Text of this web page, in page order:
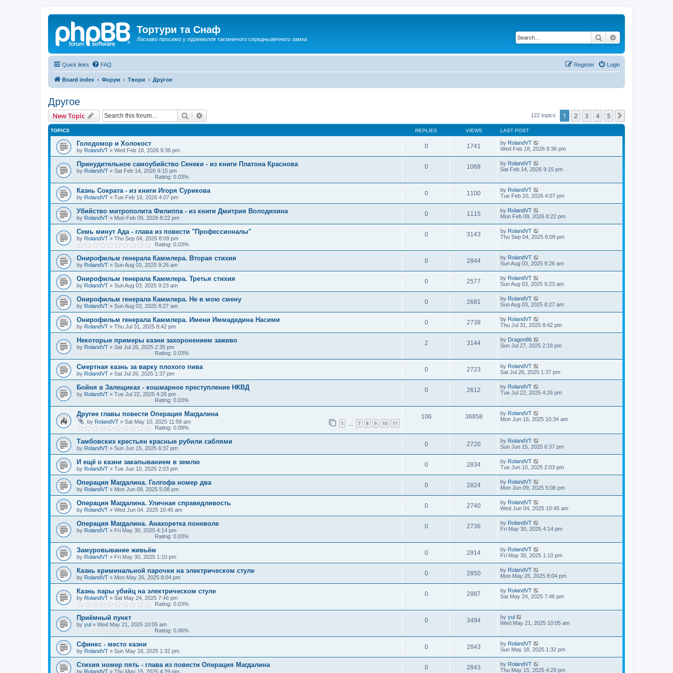
Тортури та Снаф
Ласкаво просимо у підземелля таємничого середньовічного замка Search
Quick links FAQ Login
Register
Board index Форум Твори Другое
Другое
New Topic Search 122 topics 1 2 3 4 5
TOPICS REPLIES VIEWS LAST POST
Голодомор и Холокост
by RolandVT » Wed Feb 18, 2026 9:36 pm
0 1741 by RolandVT
Wed Feb 18, 2026 9:36 pm
Принудительное самоубийство Сенеки - из книги Платона Краснова
by RolandVT » Sat Feb 14, 2026 9:15 pm
Rating: 0.03%
0 1068 by RolandVT
Sat Feb 14, 2026 9:15 pm
Казнь Сократа - из книги Игоря Сурикова
by RolandVT » Tue Feb 10, 2026 4:07 pm
0 1100 by RolandVT
Tue Feb 10, 2026 4:07 pm
Убийство митрополита Филиппа - из книги Дмитрия Володихина
by RolandVT » Mon Feb 09, 2026 8:22 pm
0 1115 by RolandVT
Mon Feb 09, 2026 8:22 pm
Семь минут Ада - глава из повести "Профессионалы"
by RolandVT » Thu Sep 04, 2025 8:09 pm
Rating: 0.03%
0 3143 by RolandVT
Thu Sep 04, 2025 8:09 pm
Онирофильм генерала Каммлера. Вторая стихия
by RolandVT » Sun Aug 03, 2025 9:26 am
0 2844 by RolandVT
Sun Aug 03, 2025 9:26 am
Онирофильм генерала Каммлера. Третья стихия
by RolandVT » Sun Aug 03, 2025 9:23 am
0 2577 by RolandVT
Sun Aug 03, 2025 9:23 am
Онирофильм генерала Каммлера. Не в мою смену
by RolandVT » Sun Aug 03, 2025 8:27 am
0 2681 by RolandVT
Sun Aug 03, 2025 8:27 am
Онирофильм генерала Каммлера. Имени Иммадедина Насими
by RolandVT » Thu Jul 31, 2025 8:42 pm
0 2738 by RolandVT
Thu Jul 31, 2025 8:42 pm
Некоторые примеры казни захоронением заживо
by RolandVT » Sat Jul 26, 2025 2:35 pm
Rating: 0.03%
2 3144 by Dragon86
Sun Jul 27, 2025 2:18 pm
Смертная казнь за варку плохого пива
by RolandVT » Sat Jul 26, 2025 1:37 pm
0 2723 by RolandVT
Sat Jul 26, 2025 1:37 pm
Бойня в Залещиках - кошмарное преступление НКВД
by RolandVT » Tue Jul 22, 2025 4:26 pm
Rating: 0.03%
0 2612 by RolandVT
Tue Jul 22, 2025 4:26 pm
Другие главы повести Операция Магдалина
by RolandVT » Sat May 10, 2025 11:58 am 1 7 8 9 10 11
Rating: 0.09%
106 36858 by RolandVT
Mon Jun 16, 2025 10:34 am
Тамбовских крестьян красные рубили саблями
by RolandVT » Sun Jun 15, 2025 6:37 pm
0 2720 by RolandVT
Sun Jun 15, 2025 6:37 pm
И ещё о казни закапыванием в землю
by RolandVT » Tue Jun 10, 2025 2:03 pm
0 2834 by RolandVT
Tue Jun 10, 2025 2:03 pm
Операция Магдалина. Голгофа номер два
by RolandVT » Mon Jun 09, 2025 5:08 pm
0 2824 by RolandVT
Mon Jun 09, 2025 5:08 pm
Операция Магдалина. Уличная справедливость
by RolandVT » Wed Jun 04, 2025 10:45 am
0 2740 by RolandVT
Wed Jun 04, 2025 10:45 am
Операция Магдалина. Анахоретка поневоле
by RolandVT » Fri May 30, 2025 4:14 pm
Rating: 0.03%
0 2736 by RolandVT
Fri May 30, 2025 4:14 pm
Замуровывание живьём
by RolandVT » Fri May 30, 2025 1:10 pm
0 2914 by RolandVT
Fri May 30, 2025 1:10 pm
Казнь криминальной парочки на электрическом стуле
by RolandVT » Mon May 26, 2025 8:04 pm
0 2850 by RolandVT
Mon May 26, 2025 8:04 pm
Казнь пары убийц на электрическом стуле
by RolandVT » Sat May 24, 2025 7:46 pm
Rating: 0.03%
0 2887 by RolandVT
Sat May 24, 2025 7:46 pm
Приёмный пункт
by yul » Wed May 21, 2025 10:05 am
Rating: 0.06%
0 3494 by yul
Wed May 21, 2025 10:05 am
Сфинкс - место казни
by RolandVT » Sun May 18, 2025 1:32 pm
0 2843 by RolandVT
Sun May 18, 2025 1:32 pm
Стихия номер пять - глава из повести Операция Магдалина
by RolandVT » Thu May 15, 2025 4:29 pm
0 2843 by RolandVT
Thu May 15, 2025 4:29 pm